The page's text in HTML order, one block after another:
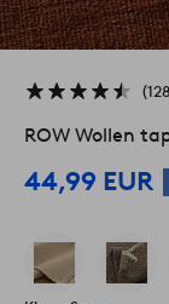
128
ROW Wollen
44,99 EUR